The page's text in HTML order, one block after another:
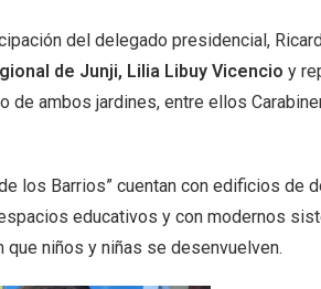
del delegado presidencial,
de Junji, Lilia Libuy Vicencio y
de ambos jardines, entre ellos
de los Barrios” cuentan con edificios de
educativos y con modernos
niños y niñas se desenvuelven.